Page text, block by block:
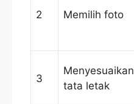
2 Memilih foto
3
Menyesuaikan
tata letak